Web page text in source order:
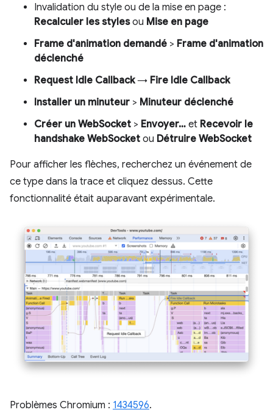
Invalidation du style ou de la mise en page :
Recalculer les stylesou Mise en page
Frame d'animation demandé > Frame d'animation
déclenché
Request Idle Callback→ Fire Idle Callback
Installer un minuteur > Minuteur déclenché
Créer un WebSocket > Envoyer… et Recevoir le
handshake WebSocket ou Détruire WebSocket
Pour afficher les flèches, recherchez un événement de
ce type dans la trace et cliquez dessus. Cette
fonctionnalité était auparavant expérimentale.
Problèmes Chromium : 1434596.